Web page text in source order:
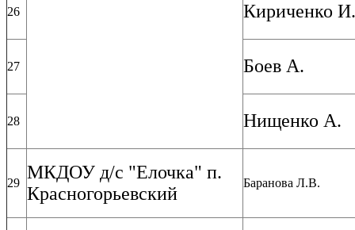
26 Кириченко И.
27 Боев А.
28 Нищенко А.
29
МКДОУ д/с "Елочка" п.
Красногорьевский
Баранова Л.В.